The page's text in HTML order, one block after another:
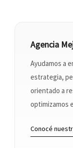
Agencia
Ayudamos a
estrategia,
orientado a
optimizamos
Conocé